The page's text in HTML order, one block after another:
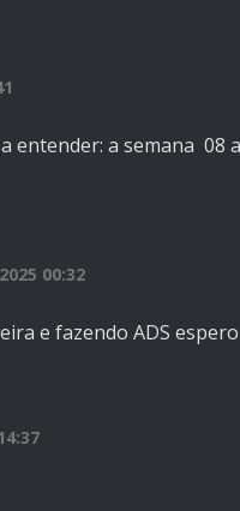
entender: a semana 08
00:32
e fazendo ADS